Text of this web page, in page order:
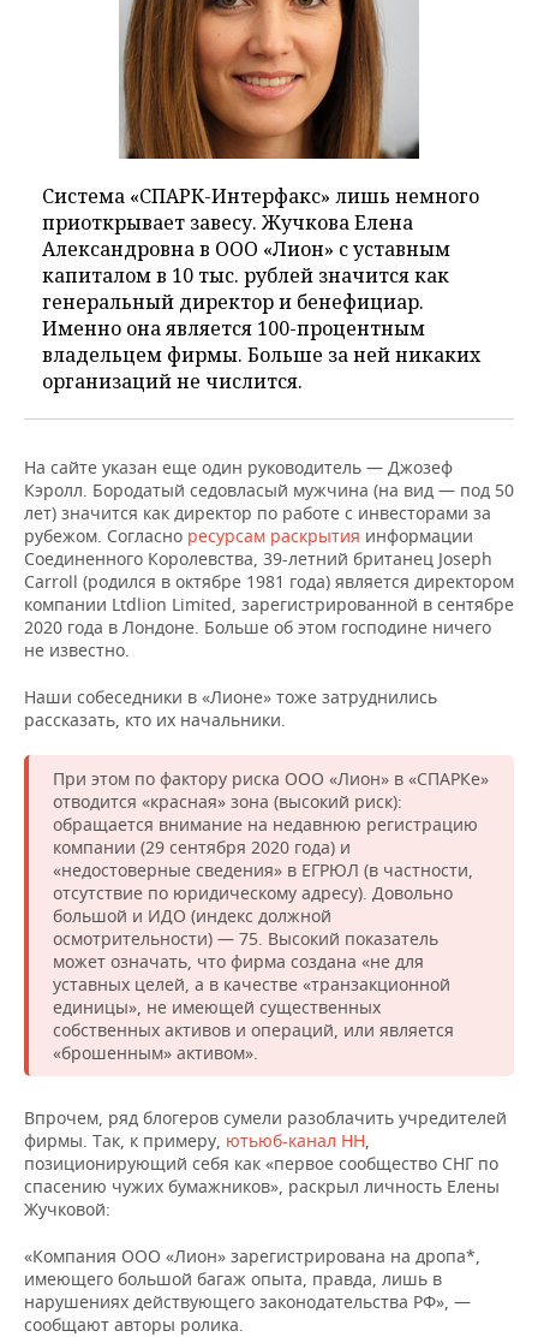
Система «СПАРК-Интерфакс» лишь немного
приоткрывает завесу. Жучкова Елена
Александровна в ООО «Лион» с уставным
капиталом в 10 тыс. рублей значится как
генеральный директор и бенефициар.
Именно она является 100-процентным
владельцем фирмы. Больше за ней никаких
организаций не числится.
На сайте указан еще один руководитель — Джозеф
Кэролл. Бородатый седовласый мужчина (на вид — под 50
лет) значится как директор по работе с инвесторами за
рубежом. Согласно ресурсам раскрытия информации
Соединенного Королевства, 39-летний британец Joseph
Carroll (родился в октябре 1981 года) является директором
компании Ltdlion Limited, зарегистрированной в сентябре
2020 года в Лондоне. Больше об этом господине ничего
не известно.
Наши собеседники в «Лионе» тоже затруднились
рассказать, кто их начальники.
При этом по фактору риска ООО «Лион» в «СПАРКе»
отводится «красная» зона (высокий риск):
обращается внимание на недавнюю регистрацию
компании (29 сентября 2020 года) и
«недостоверные сведения» в ЕГРЮЛ (в частности,
отсутствие по юридическому адресу). Довольно
большой и ИДО (индекс должной
осмотрительности) — 75. Высокий показатель
может означать, что фирма создана «не для
уставных целей, а в качестве «транзакционной
единицы», не имеющей существенных
собственных активов и операций, или является
«брошенным» активом».
Впрочем, ряд блогеров сумели разоблачить учредителей
фирмы. Так, к примеру, ютьюб-канал НН,
позиционирующий себя как «первое сообщество СНГ по
спасению чужих бумажников», раскрыл личность Елены
Жучковой:
«Компания ООО «Лион» зарегистрирована на дропа*,
имеющего большой багаж опыта, правда, лишь в
нарушениях действующего законодательства РФ», —
сообщают авторы ролика.